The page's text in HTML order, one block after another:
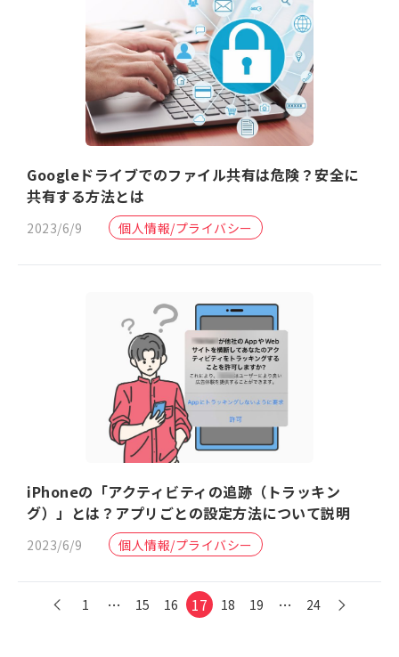
Googleドライブでのファイル共有は危険？安全に
共有する方法とは
2023/6/9 個人情報/プライバシー
iPhoneの「アクティビティの追跡（トラッキン
グ）」とは？アプリごとの設定方法について説明
2023/6/9 個人情報/プライバシー
1 … 15 16 17 18 19 … 24